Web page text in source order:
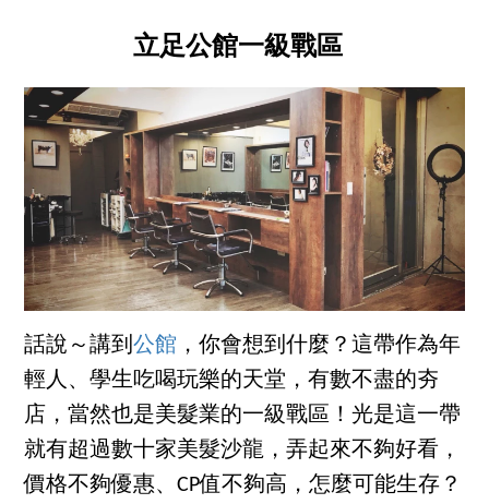
立足公館一級戰區
話說～講到公館 ，你會想到什麼？這帶作為年
輕人、學生吃喝玩樂的天堂，有數不盡的夯
店，當然也是美髮業的一級戰區！光是這一帶
就有超過數十家美髮沙龍，弄起來不夠好看，
價格不夠優惠、CP值不夠高，怎麼可能生存？